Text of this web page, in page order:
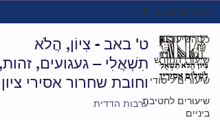
כל השיעורים
שיעורי החודש
שיעורים ליסודי
שיעורים לחטיבת
ביניים
מועדים וחגים
ט' באב - צִיוֹן, הֲלֹא
תִשְׁאֲלִי – געגועים,
וחובת שחרור אסירי ציון
ערבות הדדית